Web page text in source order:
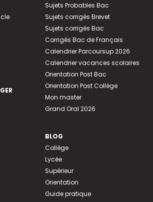
Sujets Probables Bac
Sujets corrigés Brevet
Sujets corrigés Bac
Corrigés Bac de Français
Calendrier Parcoursup 2026
Calendrier vacances scolaires
Orientation Post Bac
Orientation Post Collège
Mon master
Grand Oral 2026
BLOG
Collège
Lycée
Supérieur
Orientation
Guide pratique